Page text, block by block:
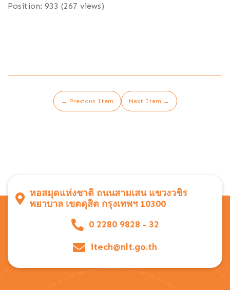
Position: 933 (267 views)
← Previous Item Next Item →
หอสมุดแห่งชาติ ถนนสามเสน แขวงวชิร
พยาบาล เขตดุสิต กรุงเทพฯ 10300
0 2280 9828 - 32
itech@nlt.go.th